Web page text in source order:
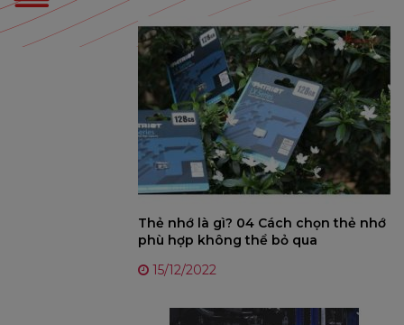
Thẻ nhớ là gì? 04 Cách chọn thẻ nhớ
phù hợp không thể bỏ qua
15/12/2022